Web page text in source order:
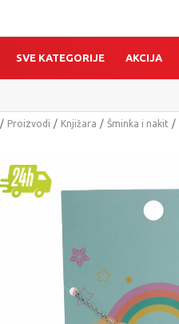
SVE KATEGORIJE AKCIJA
Proizvodi Knjižara Šminka i nakit